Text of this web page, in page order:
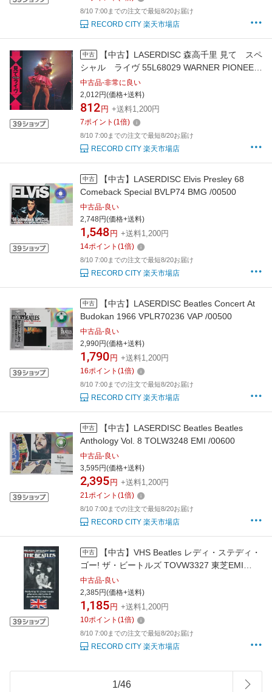
8/10 7:00までの注文で最短8/20お届け
RECORD CITY 楽天市場店
中古
【中古】LASERDISC 森高千里 見て スペ
シャル ライヴ 55L68029 WARNER PIONEER
/00500
中古品-非常に良い
2,012円(価格+送料)
812 円 +送料1,200円
7ポイント (1倍)
8/10 7:00までの注文で最短8/20お届け
RECORD CITY 楽天市場店
中古
【中古】LASERDISC Elvis Presley 68
Comeback Special BVLP74 BMG /00500
中古品-良い
2,748円(価格+送料)
1,548 円 +送料1,200円
14ポイント (1倍)
8/10 7:00までの注文で最短8/20お届け
RECORD CITY 楽天市場店
中古
【中古】LASERDISC Beatles Concert At
Budokan 1966 VPLR70236 VAP /00500
中古品-良い
2,990円(価格+送料)
1,790 円 +送料1,200円
16ポイント (1倍)
8/10 7:00までの注文で最短8/20お届け
RECORD CITY 楽天市場店
中古
【中古】LASERDISC Beatles Beatles
Anthology Vol. 8 TOLW3248 EMI /00600
中古品-良い
3,595円(価格+送料)
2,395 円 +送料1,200円
21ポイント (1倍)
8/10 7:00までの注文で最短8/20お届け
RECORD CITY 楽天市場店
中古
【中古】VHS Beatles レディ・ステディ・
ゴー! ザ・ビートルズ TOVW3327 東芝EMI
/00300
中古品-良い
2,385円(価格+送料)
1,185 円 +送料1,200円
10ポイント (1倍)
8/10 7:00までの注文で最短8/20お届け
RECORD CITY 楽天市場店
1/46